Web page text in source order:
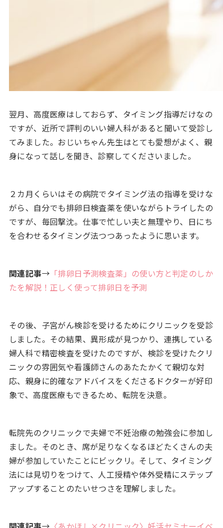
翌月、高度医療はしておらず、タイミング指導だけなの
ですが、近所で評判のいい婦人科があると聞いて受診し
てみました。おじいちゃん先生はとても愛想がよく、親
身になって話しを聞き、診察してくださいました。
２カ月くらいはその病院でタイミング法の指導を受けな
がら、自分でも排卵日検査薬を使いながらトライしたの
ですが、毎回撃沈。仕事で忙しい夫と無理やり、日にち
を合わせるタイミング法つつあったように思います。
関連記事→「排卵日予測検査薬」の使い方と判定のしか
たを解説！正しく使って排卵日を予測
その後、子宮がん検診を受けるためにクリニックを受診
しました。その結果、異形成が見つかり、連携している
婦人科で精密検査を受けたのですが、検診を受けたクリ
ニックの雰囲気や看護師さんのあたたかくて親切な対
応、親身に的確なアドバイスをくださるドクターが好印
象で、高度医療もできるため、転院を決意。
転院先のクリニックで夫婦で不妊治療の勉強会に参加し
ました。そのとき、席が足りなくなるほどたくさんの夫
婦が参加していたことにビックリ。そして、タイミング
法には見切りをつけて、人工授精や体外受精にステップ
アップすることのたいせつさを理解しました。